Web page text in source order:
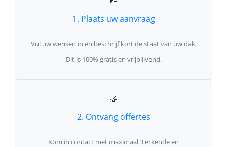
1. Plaats uw aanvraag
Vul uw wensen in en beschrijf kort de staat van uw dak.
Dit is 100% gratis en vrijblijvend.
🤝
2. Ontvang offertes
Kom in contact met maximaal 3 erkende en